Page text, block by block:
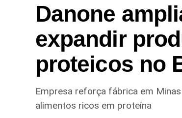
Danone
expandir
proteicos no
Empresa reforça fábrica em
alimentos ricos em proteína